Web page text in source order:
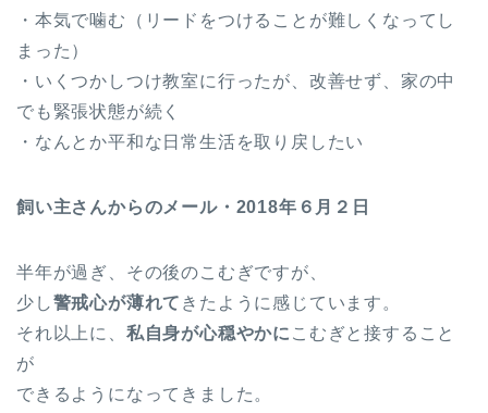
・本気で噛む（リードをつけることが難しくなってし
まった）
・いくつかしつけ教室に行ったが、改善せず、家の中
でも緊張状態が続く
・なんとか平和な日常生活を取り戻したい
飼い主さんからのメール・2018年６月２日
半年が過ぎ、その後のこむぎですが、
少し警戒心が薄れて きたように感じています。
それ以上に、 私自身が心穏やかに こむぎと接すること
が
できるようになってきました。